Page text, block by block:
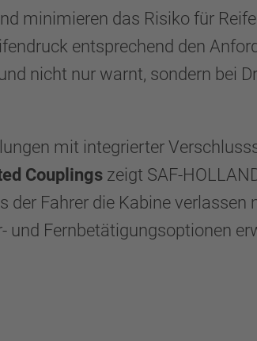
minimieren das Risiko für
entsprechend den
nicht nur warnt, sondern bei
mit integrierter
Couplings zeigt SAF-
Fahrer die Kabine verlassen
und Fernbetätigungsoptionen